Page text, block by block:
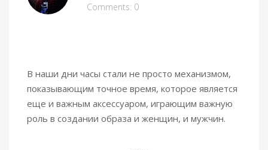
Comments: 0
В наши дни часы стали не просто механизмом,
показывающим точное время, которое является
еще и важным аксессуаром, играющим важную
роль в создании образа и женщин, и мужчин.